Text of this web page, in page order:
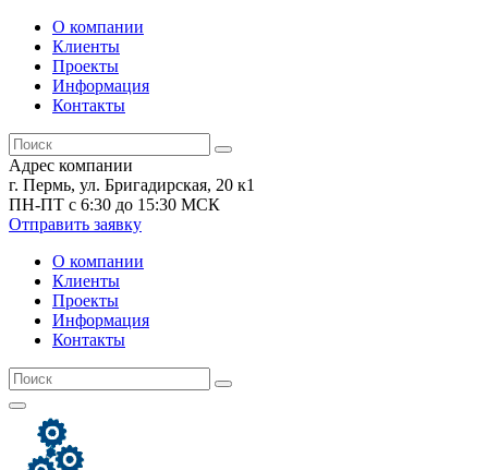
О компании
Клиенты
Проекты
Информация
Контакты
Адрес компании
г. Пермь, ул. Бригадирская, 20 к1
ПН-ПТ с 6:30 до 15:30 МСК
Отправить заявку
О компании
Клиенты
Проекты
Информация
Контакты